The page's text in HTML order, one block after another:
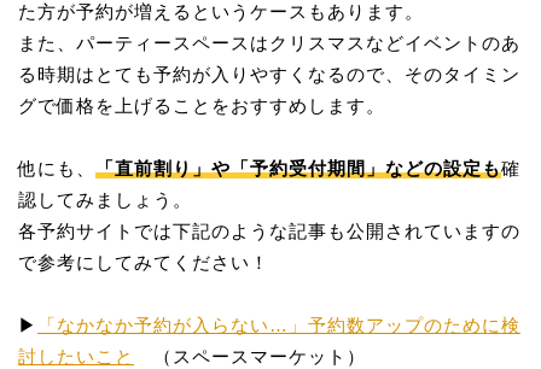
た方が予約が増えるというケースもあります。
また、パーティースペースはクリスマスなどイベントのあ
る時期はとても予約が入りやすくなるので、そのタイミン
グで価格を上げることをおすすめします。
他にも、 「直前割り」や「予約受付期間」などの設定も確
認してみましょう。
各予約サイトでは下記のような記事も公開されていますの
で参考にしてみてください！
▶︎
「なかなか予約が入らない…」予約数アップのために検
討したいこと
（スペースマーケット）